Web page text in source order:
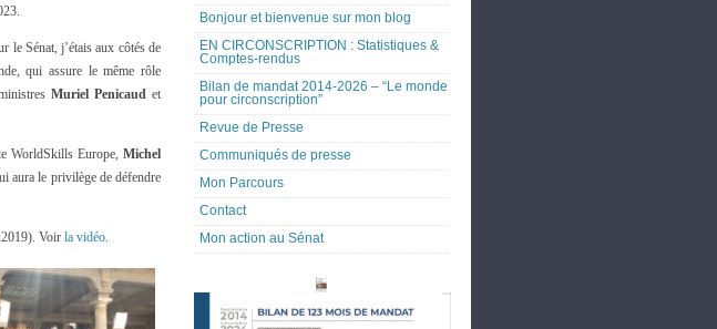
le Sénat, j’étais aux côtés de
qui assure le même rôle
Muriel Penicaud et
WorldSkills Europe,Michel
aura le privilège de défendre
Voir la vidéo.
Bonjour et bienvenue sur mon blog
EN CIRCONSCRIPTION : Statistiques &
Comptes-rendus
Bilan de mandat 2014-2026 – “Le monde
pour circonscription”
Revue de Presse
Communiqués de presse
Mon Parcours
Contact
Mon action au Sénat